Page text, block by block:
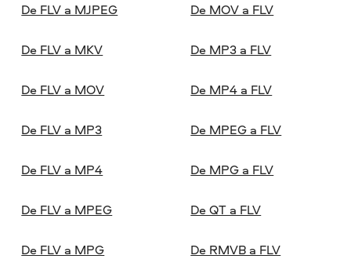
De FLV a MJPEG
De FLV a MKV
De FLV a MOV
De FLV a MP3
De FLV a MP4
De FLV a MPEG
De FLV a MPG
De MOV a FLV
De MP3 a FLV
De MP4 a FLV
De MPEG a FLV
De MPG a FLV
De QT a FLV
De RMVB a FLV